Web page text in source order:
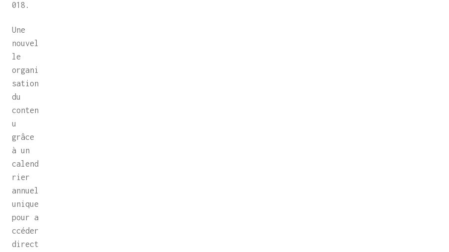
018.
Une
nouvel
le
organi
sation
du
conten
u
grâce
à un
calend
rier
annuel
unique
pour a
ccéder
direct